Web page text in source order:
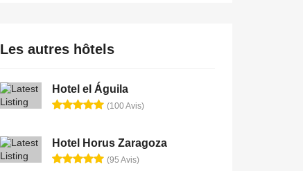
Les autres hôtels
Hotel el Águila
(100 Avis)
Hotel Horus Zaragoza
(95 Avis)